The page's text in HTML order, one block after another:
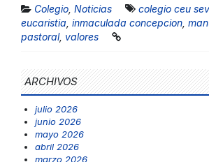
Colegio Noticias colegio ceu
eucaristia inmaculada concepcion
pastoral, valores
ARCHIVOS
julio 2026
junio 2026
mayo 2026
abril 2026
marzo 2026